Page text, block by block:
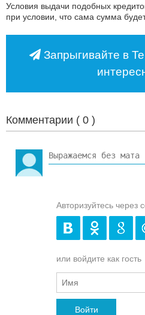
Условия выдачи подобных
при условии, что сама сумма
Запрыгивайте в
Комментарии ( 0 )
Авторизуйтесь через
или войдите как гость
Войти